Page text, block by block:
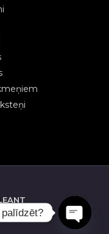
palīdzēt?